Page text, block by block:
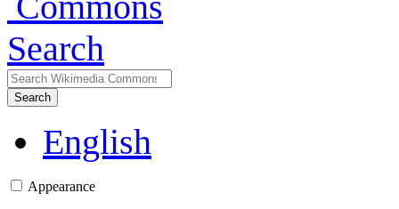
Search
Search
English
Appearance